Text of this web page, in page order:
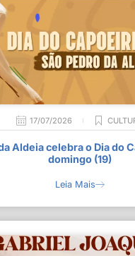
17/07/2026
Aldeia celebra o Dia do
domingo (19)
Leia Mais